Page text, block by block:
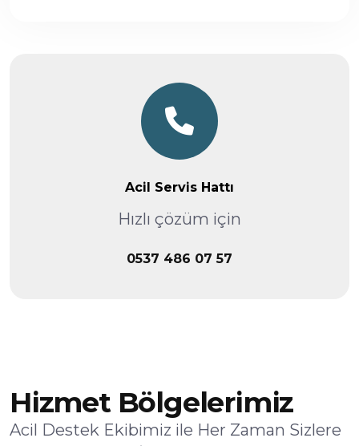
Acil Servis Hattı
Hızlı çözüm için
0537 486 07 57
Hizmet Bölgelerimiz
Acil Destek Ekibimiz ile Her Zaman Sizlere